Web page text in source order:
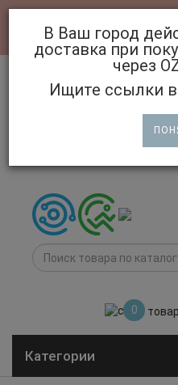
В Ваш город
доставка при
через
Ищите ссылки в
0
Категории